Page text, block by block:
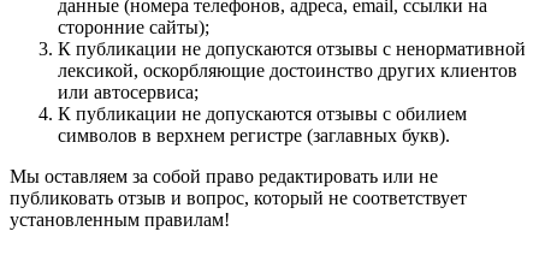
данные (номера телефонов, адреса, email, ссылки на
сторонние сайты);
К публикации не допускаются отзывы с ненормативной
лексикой, оскорбляющие достоинство других клиентов
или автосервиса;
К публикации не допускаются отзывы с обилием
символов в верхнем регистре (заглавных букв).
Мы оставляем за собой право редактировать или не
публиковать отзыв и вопрос, который не соответствует
установленным правилам!